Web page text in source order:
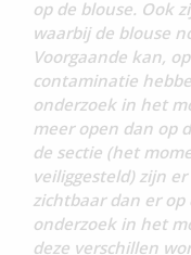
op de blouse. Ook
waarbij de blouse
Voorgaande kan,
contaminatie
onderzoek in het
meer open dan op
de sectie (het
veiliggesteld) zijn
zichtbaar dan er
onderzoek in het
deze verschillen